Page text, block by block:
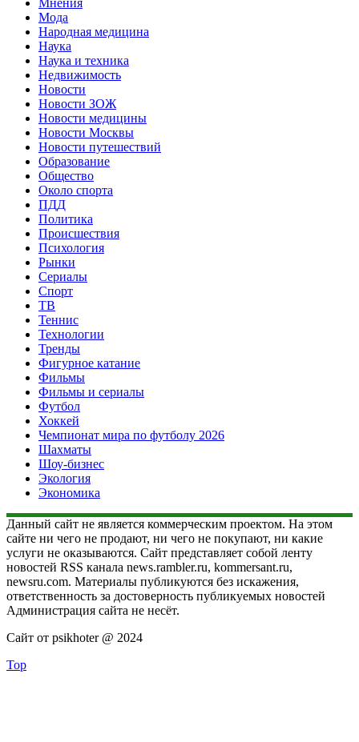
Мнения
Мода
Народная медицина
Наука
Наука и техника
Недвижимость
Новости
Новости ЗОЖ
Новости медицины
Новости Москвы
Новости путешествий
Образование
Общество
Около спорта
ПДД
Политика
Происшествия
Психология
Рынки
Сериалы
Спорт
ТВ
Теннис
Технологии
Тренды
Фигурное катание
Фильмы
Фильмы и сериалы
Футбол
Хоккей
Чемпионат мира по футболу 2026
Шахматы
Шоу-бизнес
Экология
Экономика
Данный сайт не является коммерческим проектом. На этом
сайте ни чего не продают, ни чего не покупают, ни какие
услуги не оказываются. Сайт представляет собой ленту
новостей RSS канала news.rambler.ru, kommersant.ru,
newsru.com. Материалы публикуются без искажения,
ответственность за достоверность публикуемых новостей
Администрация сайта не несёт.
Сайт от psikhoter @ 2024
Top